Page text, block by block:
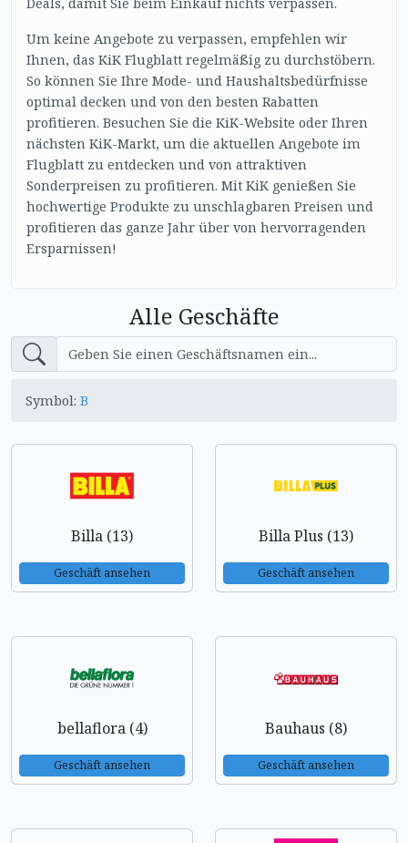
Um keine Angebote zu verpassen, empfehlen wir
Ihnen, das KiK Flugblatt regelmäßig zu durchstöbern.
So können Sie Ihre Mode- und Haushaltsbedürfnisse
optimal decken und von den besten Rabatten
profitieren. Besuchen Sie die KiK-Website oder Ihren
nächsten KiK-Markt, um die aktuellen Angebote im
Flugblatt zu entdecken und von attraktiven
Sonderpreisen zu profitieren. Mit KiK genießen Sie
hochwertige Produkte zu unschlagbaren Preisen und
profitieren das ganze Jahr über von hervorragenden
Ersparnissen!
Alle Geschäfte
Symbol: B
Billa (13)
Geschäft ansehen
Billa Plus (13)
Geschäft ansehen
bellaflora (4)
Geschäft ansehen
Bauhaus (8)
Geschäft ansehen